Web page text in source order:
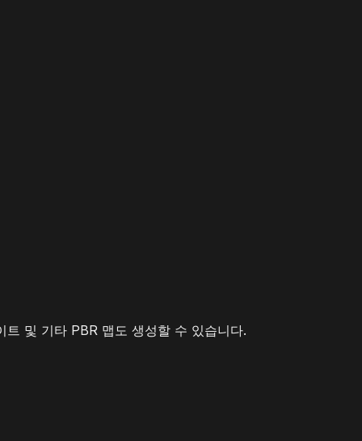
및 기타 PBR 맵도 생성할 수 있습니다.